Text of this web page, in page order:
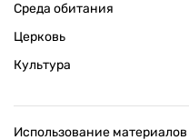
Среда обитания
Церковь
Культура
Использование